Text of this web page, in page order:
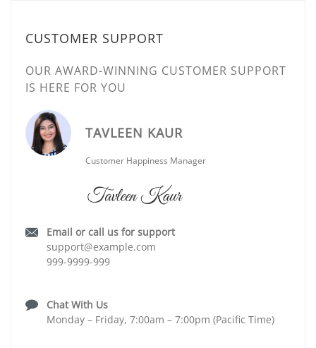
CUSTOMER SUPPORT
OUR AWARD-WINNING CUSTOMER SUPPORT
IS HERE FOR YOU
TAVLEEN KAUR
Customer Happiness Manager
Email or call us for support
support@example.com
999-9999-999
Chat With Us
Monday – Friday, 7:00am – 7:00pm (Pacific Time)